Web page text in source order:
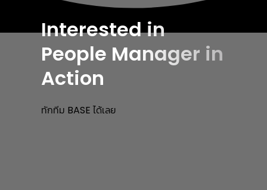
Interested in
People Manager in
Action
ทักทีม BASE ได้เลย